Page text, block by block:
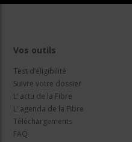
Vos outils
Test d’éligibilité
Suivre votre dossier
L’ actu de la Fibre
L’ agenda de la Fibre
Téléchargements
FAQ